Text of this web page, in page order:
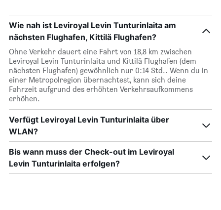
Wie nah ist Leviroyal Levin Tunturinlaita am
nächsten Flughafen, Kittilä Flughafen?
Ohne Verkehr dauert eine Fahrt von 18,8 km zwischen
Leviroyal Levin Tunturinlaita und Kittilä Flughafen (dem
nächsten Flughafen) gewöhnlich nur 0:14 Std.. Wenn du in
einer Metropolregion übernachtest, kann sich deine
Fahrzeit aufgrund des erhöhten Verkehrsaufkommens
erhöhen.
Verfügt Leviroyal Levin Tunturinlaita über
WLAN?
Bis wann muss der Check-out im Leviroyal
Levin Tunturinlaita erfolgen?